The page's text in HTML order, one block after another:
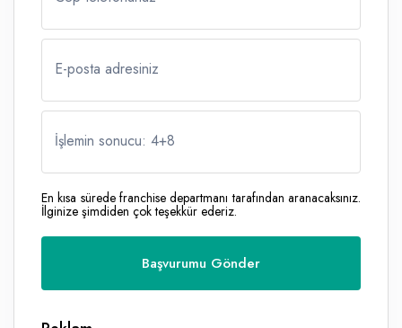
E-posta adresiniz
İşlemin sonucu: 4+8
En kısa sürede franchise departmanı tarafından aranacaksınız.
İlginize şimdiden çok teşekkür ederiz.